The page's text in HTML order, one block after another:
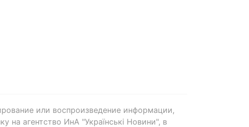
или воспроизведение информации,
на агентство ИнА "Українські Новини", в